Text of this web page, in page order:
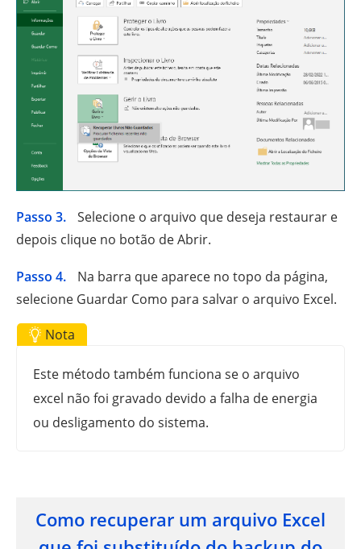
Passo 3.
Selecione o arquivo que deseja restaurar e
depois clique no botão de Abrir.
Passo 4.
Na barra que aparece no topo da página,
selecione Guardar Como para salvar o arquivo Excel.
Nota
Este método também funciona se o arquivo
excel não foi gravado devido a falha de energia
ou desligamento do sistema.
Como recuperar um arquivo Excel